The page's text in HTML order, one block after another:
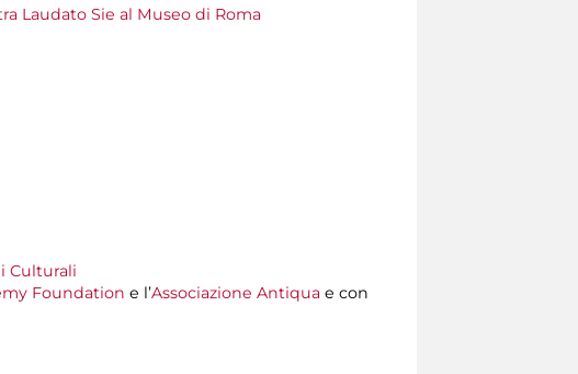
Laudato Sie al Museo di Roma
Culturali
Foundation e l’Associazione Antiqua e con